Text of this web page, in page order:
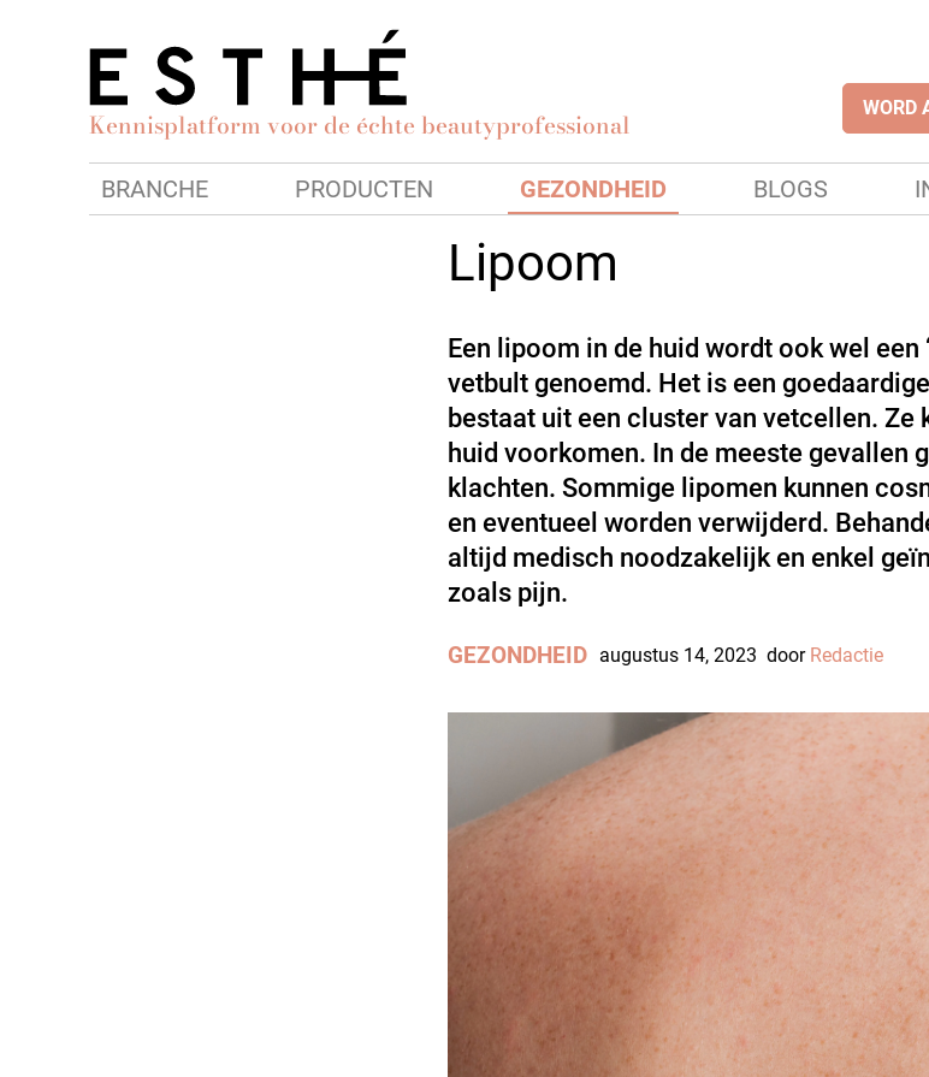
Kennisplatform voor de échte beautyprofessional WORD
BRANCHE PRODUCTEN GEZONDHEID BLOGS
Lipoom
Een lipoom in de huid wordt ook wel een
vetbult genoemd. Het is een
bestaat uit een cluster van vetcellen. Ze
huid voorkomen. In de meeste gevallen
klachten. Sommige lipomen kunnen
en eventueel worden verwijderd.
altijd medisch noodzakelijk en enkel
zoals pijn.
GEZONDHEID augustus 14, 2023 door Redactie